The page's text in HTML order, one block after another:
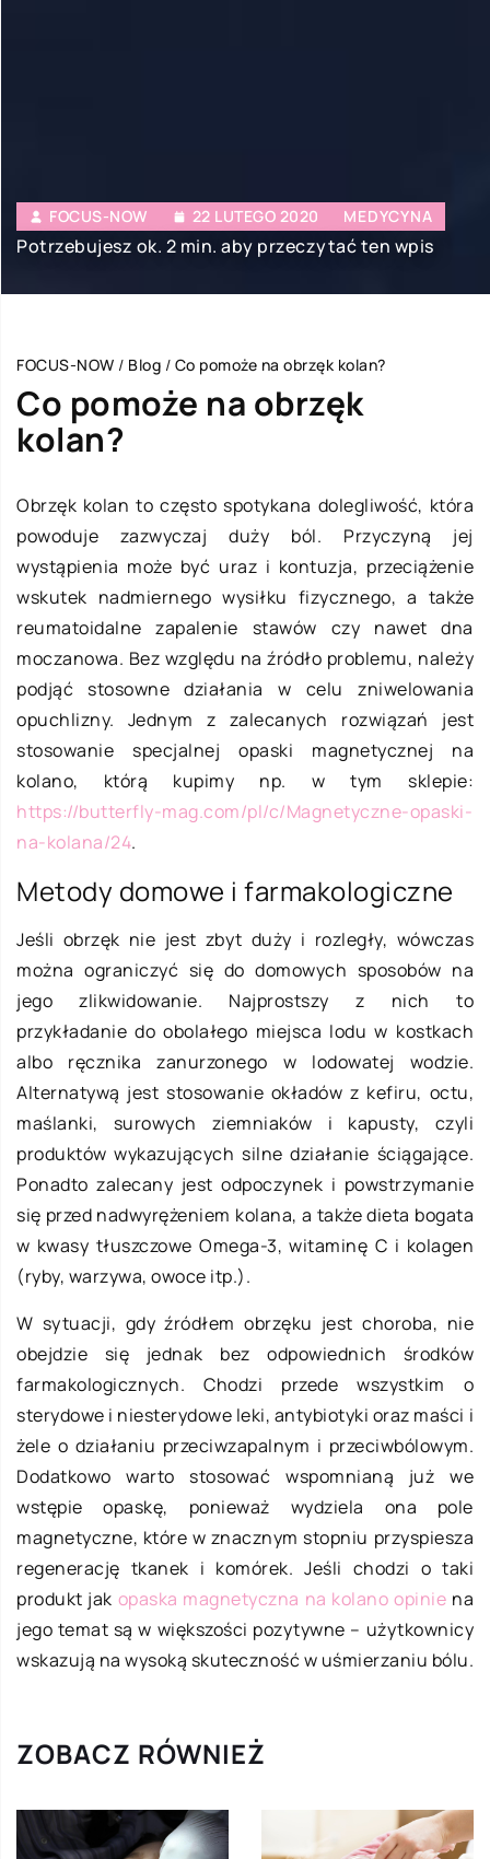
FOCUS-NOW 22 LUTEGO 2020 MEDYCYNA
Potrzebujesz ok. 2 min. aby przeczytać ten wpis
FOCUS-NOW / Blog / Co pomoże na obrzęk kolan?
Co pomoże na obrzęk
kolan?
Obrzęk kolan to często spotykana dolegliwość, która
powoduje zazwyczaj duży ból. Przyczyną jej
wystąpienia może być uraz i kontuzja, przeciążenie
wskutek nadmiernego wysiłku fizycznego, a także
reumatoidalne zapalenie stawów czy nawet dna
moczanowa. Bez względu na źródło problemu, należy
podjąć stosowne działania w celu zniwelowania
opuchlizny. Jednym z zalecanych rozwiązań jest
stosowanie specjalnej opaski magnetycznej na
kolano, którą kupimy np. w tym sklepie:
https://butterfly-mag.com/pl/c/Magnetyczne-opaski-
na-kolana/24.
Metody domowe i farmakologiczne
Jeśli obrzęk nie jest zbyt duży i rozległy, wówczas
można ograniczyć się do domowych sposobów na
jego zlikwidowanie. Najprostszy z nich to
przykładanie do obolałego miejsca lodu w kostkach
albo ręcznika zanurzonego w lodowatej wodzie.
Alternatywą jest stosowanie okładów z kefiru, octu,
maślanki, surowych ziemniaków i kapusty, czyli
produktów wykazujących silne działanie ściągające.
Ponadto zalecany jest odpoczynek i powstrzymanie
się przed nadwyrężeniem kolana, a także dieta bogata
w kwasy tłuszczowe Omega-3, witaminę C i kolagen
(ryby, warzywa, owoce itp.).
W sytuacji, gdy źródłem obrzęku jest choroba, nie
obejdzie się jednak bez odpowiednich środków
farmakologicznych. Chodzi przede wszystkim o
sterydowe i niesterydowe leki, antybiotyki oraz maści i
żele o działaniu przeciwzapalnym i przeciwbólowym.
Dodatkowo warto stosować wspomnianą już we
wstępie opaskę, ponieważ wydziela ona pole
magnetyczne, które w znacznym stopniu przyspiesza
regenerację tkanek i komórek. Jeśli chodzi o taki
produkt jak opaska magnetyczna na kolano opinie na
jego temat są w większości pozytywne – użytkownicy
wskazują na wysoką skuteczność w uśmierzaniu bólu.
ZOBACZ RÓWNIEŻ